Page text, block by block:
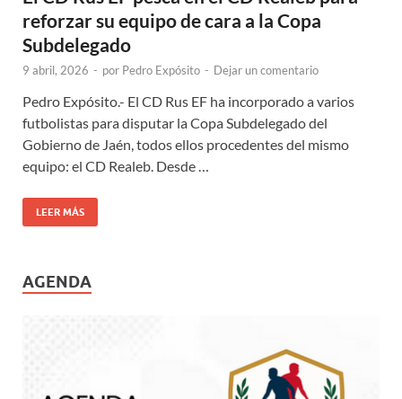
reforzar su equipo de cara a la Copa
Subdelegado
9 abril, 2026 - por Pedro Expósito - Dejar un comentario
Pedro Expósito.- El CD Rus EF ha incorporado a varios
futbolistas para disputar la Copa Subdelegado del
Gobierno de Jaén, todos ellos procedentes del mismo
equipo: el CD Realeb. Desde …
LEER MÁS
AGENDA